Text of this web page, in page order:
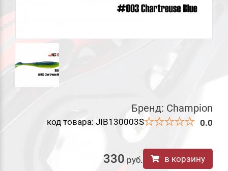
Бренд: Champion
код товара: JIB130003S 0.0
330 руб. в корзину